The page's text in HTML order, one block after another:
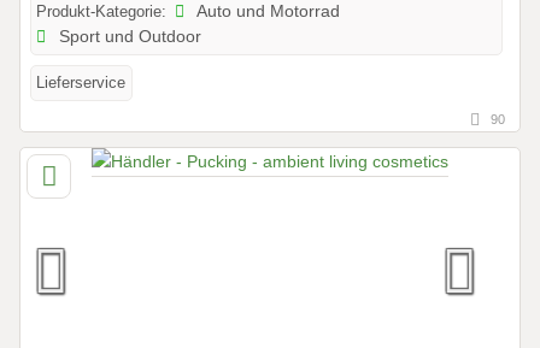
Produkt-Kategorie:
Auto und Motorrad
Sport und Outdoor
Lieferservice
90